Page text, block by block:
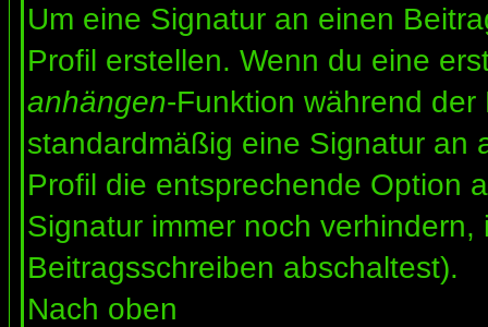
Um eine Signatur an einen
Profil erstellen. Wenn du eine
anhängen-Funktion während
standardmäßig eine Signatur an
Profil die entsprechende Option
Signatur immer noch
Beitragsschreiben abschaltest).
Nach oben